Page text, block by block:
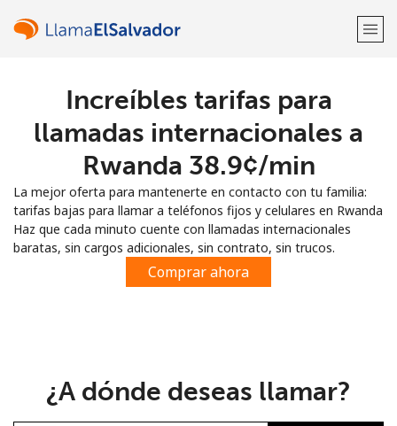
¡Bienvenido!
Regístrate con
Increíbles tarifas para
llamadas internacionales a
Rwanda ⁦38.9¢⁩/min
La mejor oferta para mantenerte en contacto con tu familia:
tarifas bajas para llamar a teléfonos fijos y celulares en Rwanda
Haz que cada minuto cuente con llamadas internacionales
baratas, sin cargos adicionales, sin contrato, sin trucos.
Comprar ahora
¿A dónde deseas llamar?